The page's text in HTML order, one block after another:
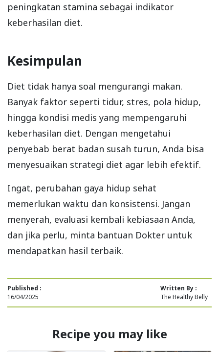
peningkatan stamina sebagai indikator
keberhasilan diet.
Kesimpulan
Diet tidak hanya soal mengurangi makan.
Banyak faktor seperti tidur, stres, pola hidup,
hingga kondisi medis yang mempengaruhi
keberhasilan diet. Dengan mengetahui
penyebab berat badan susah turun, Anda bisa
menyesuaikan strategi diet agar lebih efektif.
Ingat, perubahan gaya hidup sehat
memerlukan waktu dan konsistensi. Jangan
menyerah, evaluasi kembali kebiasaan Anda,
dan jika perlu, minta bantuan Dokter untuk
mendapatkan hasil terbaik.
Published :
16/04/2025
Written By :
The Healthy Belly
Recipe you may like